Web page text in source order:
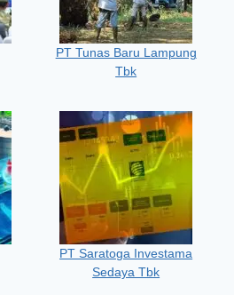
PT Tunas Baru Lampung
Tbk
PT Saratoga Investama
Sedaya Tbk